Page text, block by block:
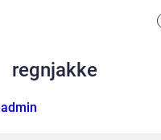
regnjakke
admin